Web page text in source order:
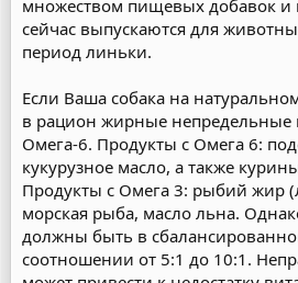
множеством пищевых добавок и
сейчас выпускаются для
период линьки.
Если Ваша собака на
в рацион жирные непредельные
Омега-6. Продукты с Омега 6:
кукурузное масло, а также
Продукты с Омега 3: рыбий жир
морская рыба, масло льна.
должны быть в
соотношении от 5:1 до 10:1.